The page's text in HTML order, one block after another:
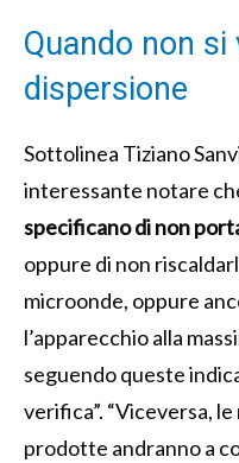
Quando non si
dispersione
Sottolinea Tiziano
interessante notare
specificano di non
oppure di non
microonde, oppure
l’apparecchio alla
seguendo queste
verifica”. “Viceversa,
prodotte andranno a